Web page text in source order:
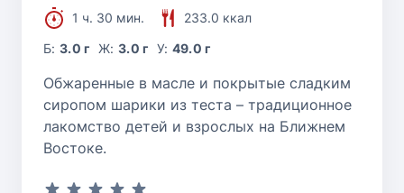
1 ч. 30 мин.
233.0 ккал
Б:3.0 г Ж: 3.0 г У: 49.0 г
Обжаренные в масле и покрытые сладким
сиропом шарики из теста – традиционное
лакомство детей и взрослых на Ближнем
Востоке.